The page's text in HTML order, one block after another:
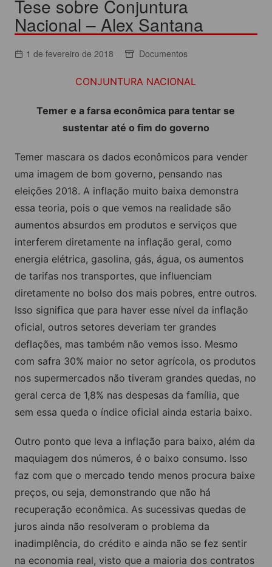
Tese sobre Conjuntura
Nacional – Alex Santana
1 de fevereiro de 2018 Documentos
CONJUNTURA NACIONAL
Temer e a farsa econômica para tentar se
sustentar até o fim do governo
Temer mascara os dados econômicos para vender
uma imagem de bom governo, pensando nas
eleições 2018. A inflação muito baixa demonstra
essa teoria, pois o que vemos na realidade são
aumentos absurdos em produtos e serviços que
interferem diretamente na inflação geral, como
energia elétrica, gasolina, gás, água, os aumentos
de tarifas nos transportes, que influenciam
diretamente no bolso dos mais pobres, entre outros.
Isso significa que para haver esse nível da inflação
oficial, outros setores deveriam ter grandes
deflações, mas também não vemos isso. Mesmo
com safra 30% maior no setor agrícola, os produtos
nos supermercados não tiveram grandes quedas, no
geral cerca de 1,8% nas despesas da família, que
sem essa queda o índice oficial ainda estaria baixo.
Outro ponto que leva a inflação para baixo, além da
maquiagem dos números, é o baixo consumo. Isso
faz com que o mercado tendo menos procura baixe
preços, ou seja, demonstrando que não há
recuperação econômica. As sucessivas quedas de
juros ainda não resolveram o problema da
inadimplência, do crédito e ainda não se fez sentir
na economia real, visto que a maioria dos contratos